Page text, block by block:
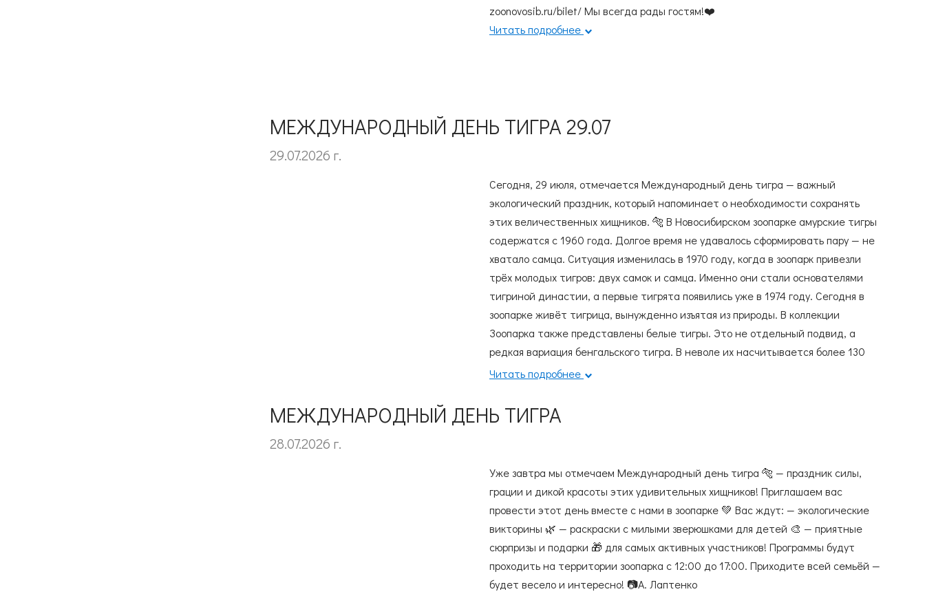
zoonovosib.ru/bilet/ Мы всегда рады гостям!❤️
Читать подробнее
МЕЖДУНАРОДНЫЙ ДЕНЬ ТИГРА 29.07
29.07.2026 г.
Сегодня, 29 июля, отмечается Международный день тигра — важный
экологический праздник, который напоминает о необходимости сохранять
этих величественных хищников. 🐅 В Новосибирском зоопарке амурские тигры
содержатся с 1960 года. Долгое время не удавалось сформировать пару — не
хватало самца. Ситуация изменилась в 1970 году, когда в зоопарк привезли
трёх молодых тигров: двух самок и самца. Именно они стали основателями
тигриной династии, а первые тигрята появились уже в 1974 году. Сегодня в
зоопарке живёт тигрица, вынужденно изъятая из природы. В коллекции
Зоопарка также представлены белые тигры. Это не отдельный подвид, а
редкая вариация бенгальского тигра. В неволе их насчитывается более 130
особей, тогда как в природе последний белый тигр был застрелен в 1958 году.
Приглашаем провести этот день вместе с нами. Международный день тигра
— отличный повод увидеть этих удивительных животных вживую и узнать о
подарки для самых активных участников 🎁 Лекции и экскурсии помогут лучше
понять роль тигров в экосистеме и важность их сохранения. 📷 В. Габов
Читать подробнее
МЕЖДУНАРОДНЫЙ ДЕНЬ ТИГРА
28.07.2026 г.
Уже завтра мы отмечаем Международный день тигра 🐅 — праздник силы,
грации и дикой красоты этих удивительных хищников! Приглашаем вас
провести этот день вместе с нами в зоопарке 💚 Вас ждут: — экологические
викторины 🌿 — раскраски с милыми зверюшками для детей 🎨 — приятные
сюрпризы и подарки 🎁 для самых активных участников! Программы будут
проходить на территории зоопарка с 12:00 до 17:00. Приходите всей семьёй —
будет весело и интересно! 📷А. Лаптенко